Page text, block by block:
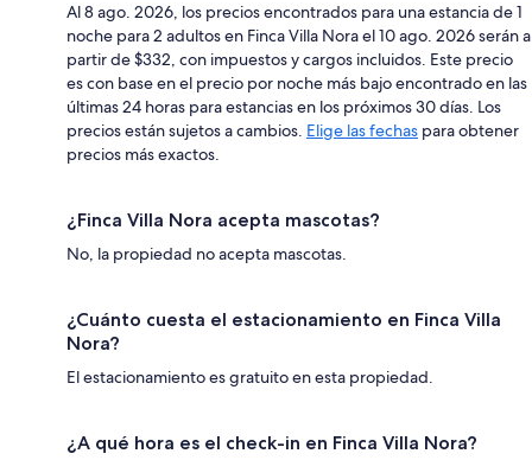
Al 8 ago. 2026, los precios encontrados para una estancia de 1
noche para 2 adultos en Finca Villa Nora el 10 ago. 2026 serán a
partir de $332, con impuestos y cargos incluidos. Este precio
es con base en el precio por noche más bajo encontrado en las
últimas 24 horas para estancias en los próximos 30 días. Los
precios están sujetos a cambios. Elige las fechas para obtener
precios más exactos.
¿Finca Villa Nora acepta mascotas?
No, la propiedad no acepta mascotas.
¿Cuánto cuesta el estacionamiento en Finca Villa
Nora?
El estacionamiento es gratuito en esta propiedad.
¿A qué hora es el check-in en Finca Villa Nora?